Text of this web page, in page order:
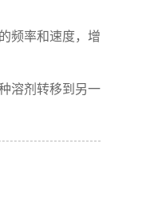
频率和速度，增
溶剂转移到另一